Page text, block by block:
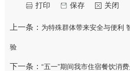
关闭
保存
打印
上一条： 为特殊群体带来安全与便利
验
下一条： “五一”期间我市住宿餐饮消